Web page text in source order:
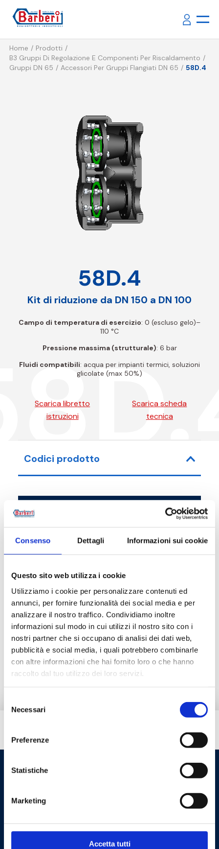
Consenso Dettagli Informazioni sui cookie
Questo sito web utilizza i cookie
Utilizziamo i cookie per personalizzare contenuti ed
annunci, per fornire funzionalità dei social media e per
analizzare il nostro traffico. Condividiamo inoltre
informazioni sul modo in cui utilizzi il nostro sito con i
nostri partner che si occupano di analisi dei dati web,
pubblicità e social media, i quali potrebbero combinarle
con altre informazioni che hai fornito loro o che hanno
raccolto dal tuo utilizzo dei loro servizi.
delNecessari
Preferenze
Statistiche
Marketing
Accetta tutti
Home
Prodotti
B3 Gruppi Di Regolazione E Componenti Per Riscaldamento
Gruppi DN 65
Accessori Per Gruppi Flangiati DN 65 58D.4
58D.4
Kit di riduzione da DN 150 a DN 100
Campo di temperatura di esercizio: 0 (escluso gelo)–
110 °C
Pressione massima (strutturale): 6 bar
Fluidi compatibili: acqua per impianti termici, soluzioni
glicolate (max 50%)
Scarica libretto
istruzioni
Scarica scheda
tecnica
Codici prodotto
Codice articolo Misura
58D1500004 DN 150 PN
Descrizione
Documentazione
Ricambi